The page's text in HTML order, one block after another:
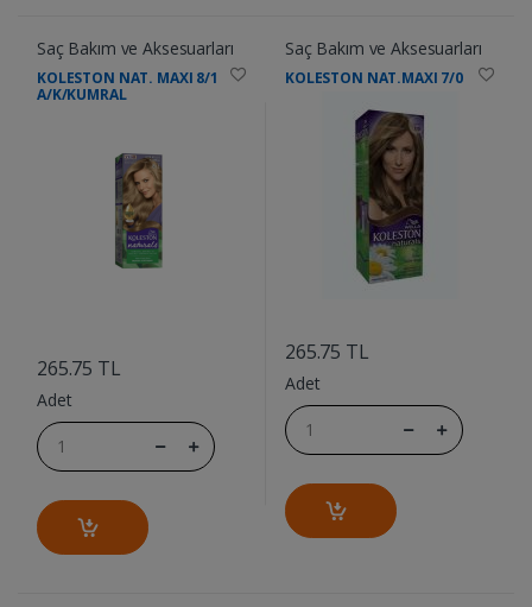
Saç Bakım ve Aksesuarları
KOLESTON NAT. MAXI 8/1
A/K/KUMRAL
265.75 TL
Adet
Saç Bakım ve Aksesuarları
KOLESTON NAT.MAXI 7/0
265.75 TL
Adet